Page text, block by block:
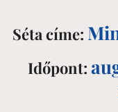
Séta címe:
Időpont: